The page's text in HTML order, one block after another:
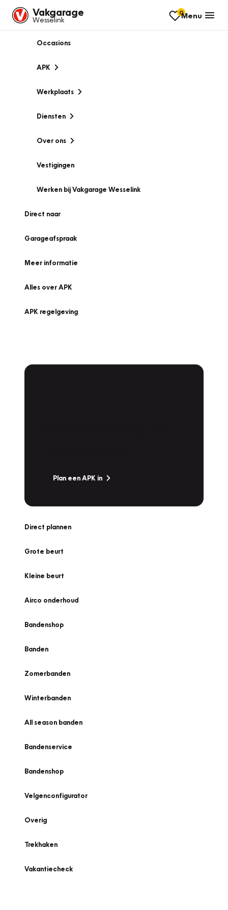
Vakgarage
Wesselink
0Menu
Occasions
APK
Werkplaats
Diensten
Over ons
Vestigingen
Werken bij Vakgarage Wesselink
Direct naar
Garageafspraak
Meer informatie
Alles over APK
APK regelgeving
Plan een APK in
Direct plannen
Grote beurt
Kleine beurt
Airco onderhoud
Bandenshop
Banden
Zomerbanden
Winterbanden
All season banden
Bandenservice
Bandenshop
Velgenconfigurator
Overig
Trekhaken
Vakantiecheck